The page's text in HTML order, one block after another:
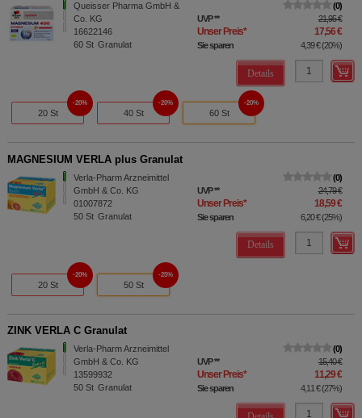
Queisser Pharma GmbH &
Co. KG
16622146
60 St Granulat
0
UVP** 21,95 €
Unser Preis* 17,56 €
Sie sparen 4,39 €(20%)
Details
20 St
20%
40 St
20%
60 St
20%
MAGNESIUM VERLA plus Granulat
Verla-Pharm Arzneimittel
GmbH & Co. KG
01007872
50 St Granulat
0
UVP** 24,79 €
Unser Preis* 18,59 €
Sie sparen 6,20 €(25%)
Details
20 St
20%
50 St
25%
ZINK VERLA C Granulat
Verla-Pharm Arzneimittel
GmbH & Co. KG
13599932
50 St Granulat
0
UVP** 15,40 €
Unser Preis* 11,29 €
Sie sparen 4,11 €(27%)